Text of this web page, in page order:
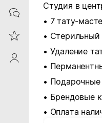
Contacts
Reviews
ProfileSaby
Студия в
• 7 тату-
• Стерильный
• Удаление
•
•
• Брендовые
• Оплата